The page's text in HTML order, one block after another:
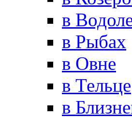
в
в Рыбах
в Овне
в Тельце
в